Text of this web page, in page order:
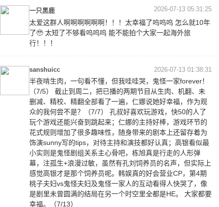
一只黑鹿 2026-07-13 05:31:25
太爱这群人啊啊啊啊啊啊！！！太幸福了呜呜呜 怎么就10年
了🥹 太短了不够看呜呜呜 能不能拍个大家一起海外旅
行！！！
sanshuicc 2026-07-13 01:38:31
半夜啃生肉，一句看不懂，但我哇哇哭，鬼怪一家forever！
（7/5） 截止到周二，把已播的两期节目从生肉、机翻、未
删减、精校、精翻全部看了一遍，仁娜说她好幸福，作为观
众的我何尝不是？（7/7） 孔叔好喜欢玩游戏，快50的人了
玩个游戏还能兴奋到跳起来；仁娜的主持好棒，游戏环节的
花式规则增加了很多趣味性，随身带来的剧本上还留存着为
饰演sunny写的tips，对待主持和演技都好认真；高银看似最
小实则是鬼怪剧组关系主心骨吧，栋旭真是行走的人形弹
幕，注孤生+浪漫过敏，虽然有孔刘饲养员的名声，但实际上
感觉高银才是那个饲养员呢。韩娱真的好会营业CP，第4期
桃子夫妇vs鬼怪夫妇及鬼怪一家人的互动看得人快哭了，像
是剧里未曾圆满的结局在另一个时空里全都是HE。 大家都要
幸福。（7/13）